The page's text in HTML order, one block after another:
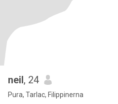
neil, 24
Pura, Tarlac, Filippinerna